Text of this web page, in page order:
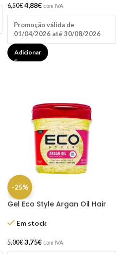
6,50€ 4,88€ com IVA
Promoção válida de
01/04/2026 até 30/08/2026
Adicionar
-25%
Gel Eco Style Argan Oil Hair
Em stock
5,00€ 3,75€ com IVA